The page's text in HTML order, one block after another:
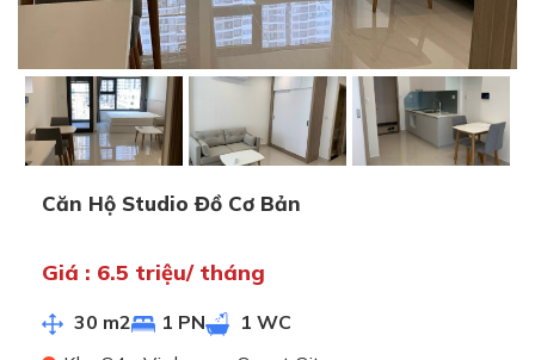
Căn Hộ Studio Đồ Cơ Bản
Giá : 6.5 triệu/ tháng
30 m2 1 PN
1 WC